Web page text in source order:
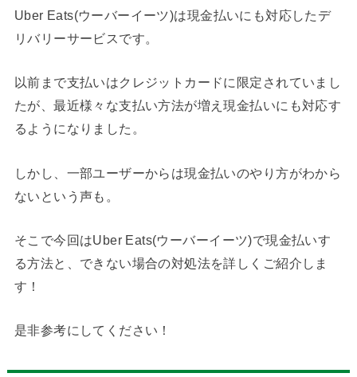
Uber Eats(ウーバーイーツ)は現金払いにも対応したデ
リバリーサービスです。
以前まで支払いはクレジットカードに限定されていまし
たが、最近様々な支払い方法が増え現金払いにも対応す
るようになりました。
しかし、一部ユーザーからは現金払いのやり方がわから
ないという声も。
そこで今回はUber Eats(ウーバーイーツ)で現金払いす
る方法と、できない場合の対処法を詳しくご紹介しま
す！
是非参考にしてください！